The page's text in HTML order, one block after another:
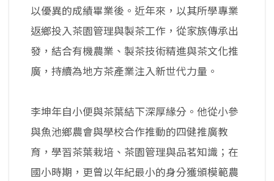
以優異的成績畢業後。近年來，以其所學專業
返鄉投入茶園管理與製茶工作，從家族傳承出
發，結合有機農業、製茶技術精進與茶文化推
廣，持續為地方茶產業注入新世代力量。
李坤年自小便與茶葉結下深厚緣分。他從小參
與魚池鄉農會與學校合作推動的四健推廣教
育，學習茶葉栽培、茶園管理與品茗知識；在
國小時期，更曾以年紀最小的身分獲頒模範農